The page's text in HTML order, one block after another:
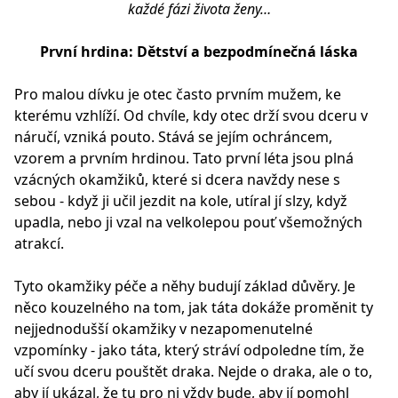
každé fázi života ženy…
První hrdina: Dětství a bezpodmínečná láska
Pro malou dívku je otec často prvním mužem, ke
kterému vzhlíží. Od chvíle, kdy otec drží svou dceru v
náručí, vzniká pouto. Stává se jejím ochráncem,
vzorem a prvním hrdinou. Tato první léta jsou plná
vzácných okamžiků, které si dcera navždy nese s
sebou - když ji učil jezdit na kole, utíral jí slzy, když
upadla, nebo ji vzal na velkolepou pouť všemožných
atrakcí.
Tyto okamžiky péče a něhy budují základ důvěry. Je
něco kouzelného na tom, jak táta dokáže proměnit ty
nejjednodušší okamžiky v nezapomenutelné
vzpomínky - jako táta, který stráví odpoledne tím, že
učí svou dceru pouštět draka. Nejde o draka, ale o to,
aby jí ukázal, že tu pro ni vždy bude, aby jí pomohl